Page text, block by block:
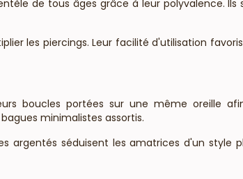
de tous âges grâce à leur polyvalence. Ils
les piercings. Leur facilité d'utilisation
boucles portées sur une même oreille
minimalistes assortis.
argentés séduisent les amatrices d'un style